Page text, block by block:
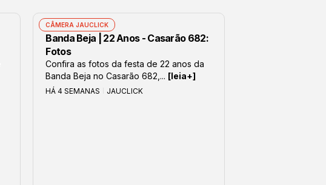
CÂMERA JAUCLICK
Banda Beja | 22 Anos - Casarão 682:
Fotos
Confira as fotos da festa de 22 anos da
Banda Beja no Casarão 682,... [leia+]
HÁ 4 SEMANAS JAUCLICK